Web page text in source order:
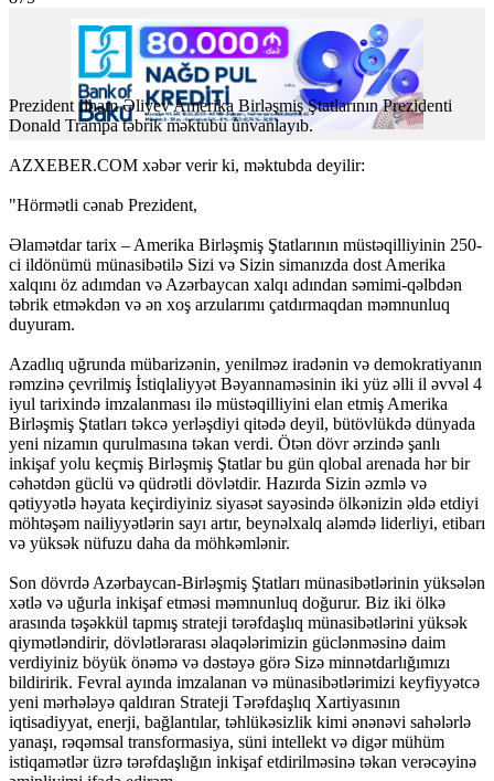
Prezident İlham Əliyev Amerika Birləşmiş Ştatlarının Prezidenti
Donald Trampa təbrik məktubu ünvanlayıb.
AZXEBER.COM xəbər verir ki, məktubda deyilir:
"Hörmətli cənab Prezident,
Əlamətdar tarix – Amerika Birləşmiş Ştatlarının müstəqilliyinin 250-
ci ildönümü münasibətilə Sizi və Sizin simanızda dost Amerika
xalqını öz adımdan və Azərbaycan xalqı adından səmimi-qəlbdən
təbrik etməkdən və ən xoş arzularımı çatdırmaqdan məmnunluq
duyuram.
Azadlıq uğrunda mübarizənin, yenilməz iradənin və demokratiyanın
rəmzinə çevrilmiş İstiqlaliyyət Bəyannaməsinin iki yüz əlli il əvvəl 4
iyul tarixində imzalanması ilə müstəqilliyini elan etmiş Amerika
Birləşmiş Ştatları təkcə yerləşdiyi qitədə deyil, bütövlükdə dünyada
yeni nizamın qurulmasına təkan verdi. Ötən dövr ərzində şanlı
inkişaf yolu keçmiş Birləşmiş Ştatlar bu gün qlobal arenada hər bir
cəhətdən güclü və qüdrətli dövlətdir. Hazırda Sizin əzmlə və
qətiyyətlə həyata keçirdiyiniz siyasət sayəsində ölkənizin əldə etdiyi
möhtəşəm nailiyyətlərin sayı artır, beynəlxalq aləmdə liderliyi, etibarı
və yüksək nüfuzu daha da möhkəmlənir.
Son dövrdə Azərbaycan-Birləşmiş Ştatları münasibətlərinin yüksələn
xətlə və uğurla inkişaf etməsi məmnunluq doğurur. Biz iki ölkə
arasında təşəkkül tapmış strateji tərəfdaşlıq münasibətlərini yüksək
qiymətləndirir, dövlətlərarası əlaqələrimizin güclənməsinə daim
verdiyiniz böyük önəmə və dəstəyə görə Sizə minnətdarlığımızı
bildiririk. Fevral ayında imzalanan və münasibətlərimizi keyfiyyətcə
yeni mərhələyə qaldıran Strateji Tərəfdaşlıq Xartiyasının
iqtisadiyyat, enerji, bağlantılar, təhlükəsizlik kimi ənənəvi sahələrlə
yanaşı, rəqəmsal transformasiya, süni intellekt və digər mühüm
istiqamətlər üzrə tərəfdaşlığın inkişaf etdirilməsinə təkan verəcəyinə